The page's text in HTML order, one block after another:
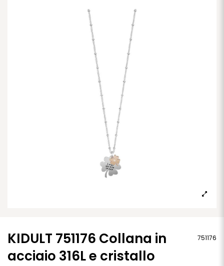
KIDULT 751176 Collana in
acciaio 316L e cristallo
751176